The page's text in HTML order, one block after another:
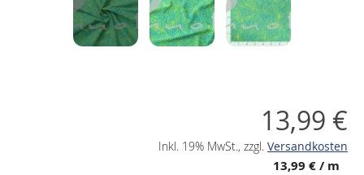
13,99 €
Inkl. 19% MwSt., zzgl. Versandkosten
13,99 €/ m